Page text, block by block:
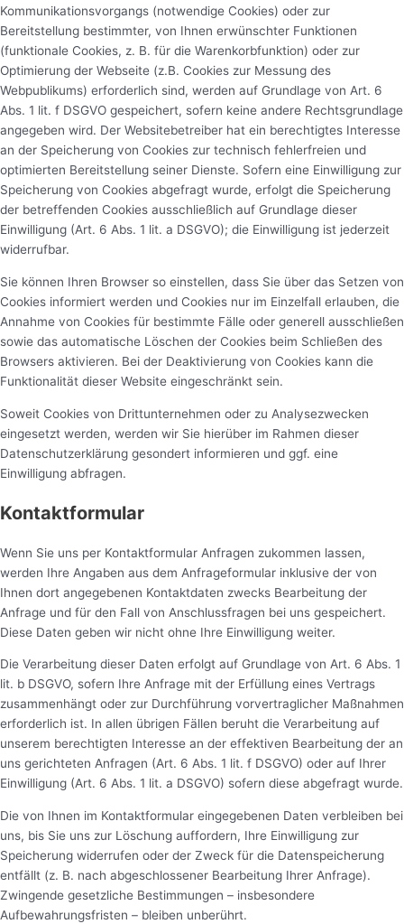
Kommunikationsvorgangs (notwendige Cookies) oder zur
Bereitstellung bestimmter, von Ihnen erwünschter Funktionen
(funktionale Cookies, z. B. für die Warenkorbfunktion) oder zur
Optimierung der Webseite (z.B. Cookies zur Messung des
Webpublikums) erforderlich sind, werden auf Grundlage von Art. 6
Abs. 1 lit. f DSGVO gespeichert, sofern keine andere Rechtsgrundlage
angegeben wird. Der Websitebetreiber hat ein berechtigtes Interesse
an der Speicherung von Cookies zur technisch fehlerfreien und
optimierten Bereitstellung seiner Dienste. Sofern eine Einwilligung zur
Speicherung von Cookies abgefragt wurde, erfolgt die Speicherung
der betreffenden Cookies ausschließlich auf Grundlage dieser
Einwilligung (Art. 6 Abs. 1 lit. a DSGVO); die Einwilligung ist jederzeit
widerrufbar.
Sie können Ihren Browser so einstellen, dass Sie über das Setzen von
Cookies informiert werden und Cookies nur im Einzelfall erlauben, die
Annahme von Cookies für bestimmte Fälle oder generell ausschließen
sowie das automatische Löschen der Cookies beim Schließen des
Browsers aktivieren. Bei der Deaktivierung von Cookies kann die
Funktionalität dieser Website eingeschränkt sein.
Soweit Cookies von Drittunternehmen oder zu Analysezwecken
eingesetzt werden, werden wir Sie hierüber im Rahmen dieser
Datenschutzerklärung gesondert informieren und ggf. eine
Einwilligung abfragen.
Kontaktformular
Wenn Sie uns per Kontaktformular Anfragen zukommen lassen,
werden Ihre Angaben aus dem Anfrageformular inklusive der von
Ihnen dort angegebenen Kontaktdaten zwecks Bearbeitung der
Anfrage und für den Fall von Anschlussfragen bei uns gespeichert.
Diese Daten geben wir nicht ohne Ihre Einwilligung weiter.
Die Verarbeitung dieser Daten erfolgt auf Grundlage von Art. 6 Abs. 1
lit. b DSGVO, sofern Ihre Anfrage mit der Erfüllung eines Vertrags
zusammenhängt oder zur Durchführung vorvertraglicher Maßnahmen
erforderlich ist. In allen übrigen Fällen beruht die Verarbeitung auf
unserem berechtigten Interesse an der effektiven Bearbeitung der an
uns gerichteten Anfragen (Art. 6 Abs. 1 lit. f DSGVO) oder auf Ihrer
Einwilligung (Art. 6 Abs. 1 lit. a DSGVO) sofern diese abgefragt wurde.
Die von Ihnen im Kontaktformular eingegebenen Daten verbleiben bei
uns, bis Sie uns zur Löschung auffordern, Ihre Einwilligung zur
Speicherung widerrufen oder der Zweck für die Datenspeicherung
entfällt (z. B. nach abgeschlossener Bearbeitung Ihrer Anfrage).
Zwingende gesetzliche Bestimmungen – insbesondere
Aufbewahrungsfristen – bleiben unberührt.